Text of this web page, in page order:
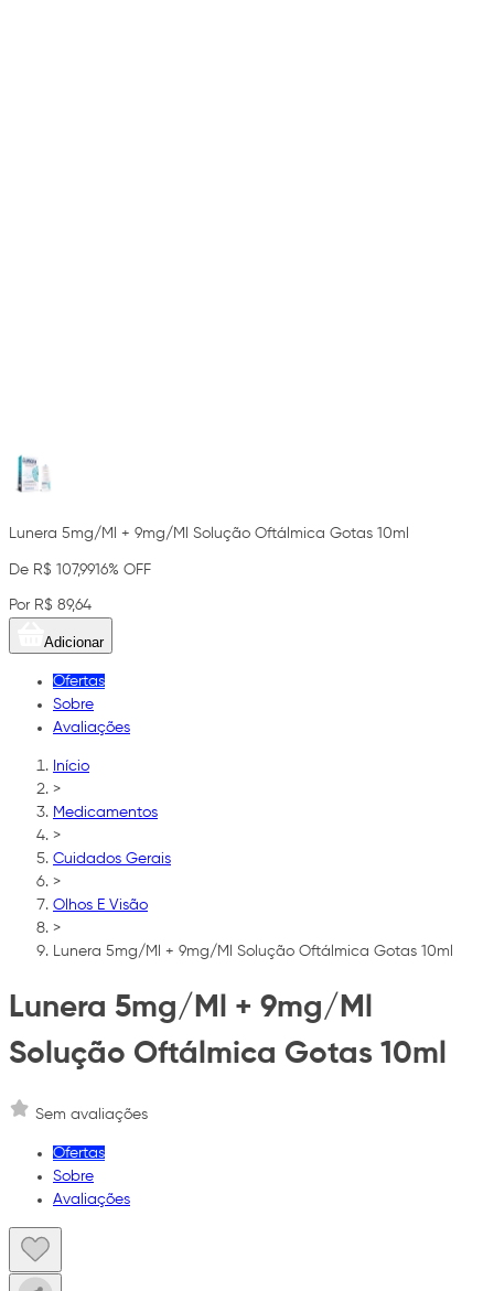
Lunera 5mg/Ml + 9mg/Ml Solução Oftálmica Gotas 10ml
De R$ 107,9916% OFF
Por R$ 89,64
Adicionar
Ofertas
Sobre
Avaliações
Início
>
Medicamentos
>
Cuidados Gerais
>
Olhos E Visão
>
Lunera 5mg/Ml + 9mg/Ml Solução Oftálmica Gotas 10ml
Lunera 5mg/Ml + 9mg/Ml
Solução Oftálmica Gotas 10ml
Sem avaliações
Ofertas
Sobre
Avaliações